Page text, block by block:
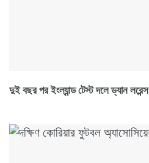
দুই বছর পর ইংল্যান্ড টেস্ট দলে ড্যান লরেন্স